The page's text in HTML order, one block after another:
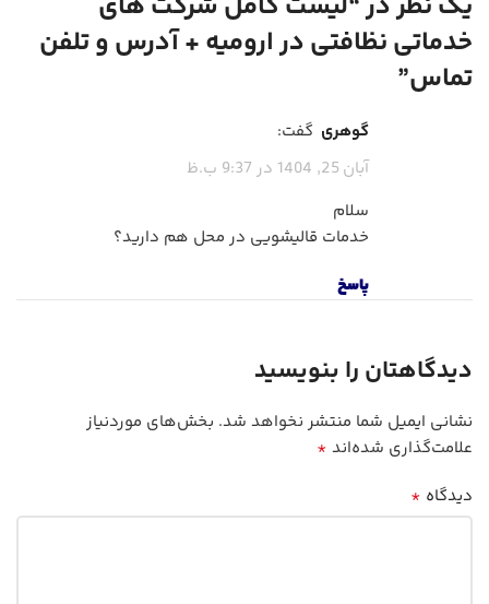
خدماتی نظافتی در ارومیه + آدرس و تلفن
تماس”
گوهری گفت:
آبان 25, 1404 در 9:37 ب.ظ
سلام
خدمات قالیشویی در محل هم دارید؟
پاسخ
دیدگاهتان را بنویسید
نشانی ایمیل شما منتشر نخواهد شد. بخش‌های موردنیاز
علامت‌گذاری شده‌اند *
دیدگاه *